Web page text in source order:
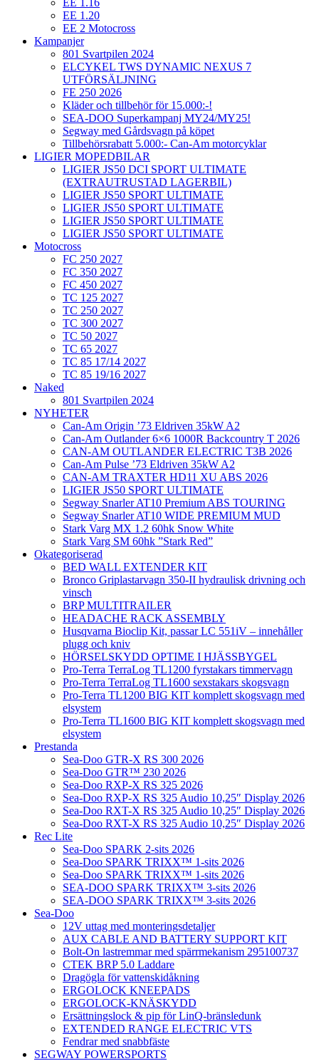
EE 1.16
EE 1.20
EE 2 Motocross
Kampanjer
801 Svartpilen 2024
ELCYKEL TWS DYNAMIC NEXUS 7
UTFÖRSÄLJNING
FE 250 2026
Kläder och tillbehör för 15.000:-!
SEA-DOO Superkampanj MY24/MY25!
Segway med Gårdsvagn på köpet
Tillbehörsrabatt 5.000:- Can-Am motorcyklar
LIGIER MOPEDBILAR
LIGIER JS50 DCI SPORT ULTIMATE
(EXTRAUTRUSTAD LAGERBIL)
LIGIER JS50 SPORT ULTIMATE
LIGIER JS50 SPORT ULTIMATE
LIGIER JS50 SPORT ULTIMATE
LIGIER JS50 SPORT ULTIMATE
Motocross
FC 250 2027
FC 350 2027
FC 450 2027
TC 125 2027
TC 250 2027
TC 300 2027
TC 50 2027
TC 65 2027
TC 85 17/14 2027
TC 85 19/16 2027
Naked
801 Svartpilen 2024
NYHETER
Can-Am Origin ’73 Eldriven 35kW A2
Can-Am Outlander 6×6 1000R Backcountry T 2026
CAN-AM OUTLANDER ELECTRIC T3B 2026
Can-Am Pulse ’73 Eldriven 35kW A2
CAN-AM TRAXTER HD11 XU ABS 2026
LIGIER JS50 SPORT ULTIMATE
Segway Snarler AT10 Premium ABS TOURING
Segway Snarler AT10 WIDE PREMIUM MUD
Stark Varg MX 1.2 60hk Snow White
Stark Varg SM 60hk ”Stark Red”
Okategoriserad
BED WALL EXTENDER KIT
Bronco Griplastarvagn 350-II hydraulisk drivning och
vinsch
BRP MULTITRAILER
HEADACHE RACK ASSEMBLY
Husqvarna Bioclip Kit, passar LC 551iV – innehåller
plugg och kniv
HÖRSELSKYDD OPTIME I HJÄSSBYGEL
Pro-Terra TerraLog TL1200 fyrstakars timmervagn
Pro-Terra TerraLog TL1600 sexstakars skogsvagn
Pro-Terra TL1200 BIG KIT komplett skogsvagn med
elsystem
Pro-Terra TL1600 BIG KIT komplett skogsvagn med
elsystem
Prestanda
Sea-Doo GTR-X RS 300 2026
Sea-Doo GTR™ 230 2026
Sea-Doo RXP-X RS 325 2026
Sea-Doo RXP-X RS 325 Audio 10,25″ Display 2026
Sea-Doo RXT-X RS 325 Audio 10,25″ Display 2026
Sea-Doo RXT-X RS 325 Audio 10,25″ Display 2026
Rec Lite
Sea-Doo SPARK 2-sits 2026
Sea-Doo SPARK TRIXX™ 1-sits 2026
Sea-Doo SPARK TRIXX™ 1-sits 2026
SEA-DOO SPARK TRIXX™ 3-sits 2026
SEA-DOO SPARK TRIXX™ 3-sits 2026
Sea-Doo
12V uttag med monteringsdetaljer
AUX CABLE AND BATTERY SUPPORT KIT
Bolt-On lastremmar med spärrmekanism 295100737
CTEK BRP 5.0 Laddare
Dragögla för vattenskidåkning
ERGOLOCK KNEEPADS
ERGOLOCK-KNÄSKYDD
Ersättningslock & pip för LinQ-bränsledunk
EXTENDED RANGE ELECTRIC VTS
Fendrar med snabbfäste
SEGWAY POWERSPORTS